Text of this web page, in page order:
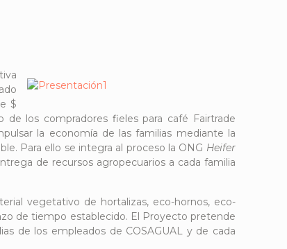
$
de los compradores fieles para café Fairtrade
la economía de las familias mediante la
Para ello se integra al proceso la ONG Heifer
de recursos agropecuarios a cada familia
vegetativo de hortalizas, eco-hornos, eco-
de tiempo establecido. El Proyecto pretende
de los empleados de COSAGUAL y de cada